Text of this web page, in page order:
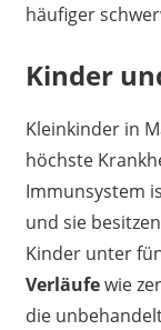
häufiger
Kinder
Kleinkinder in
höchste
Immunsystem
und sie
Kinder unter
Verläufewie
die